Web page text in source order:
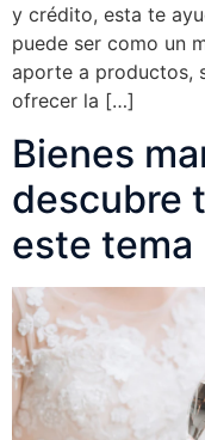
y crédito, esta te
puede ser como un
aporte a productos,
ofrecer la […]
Bienes
descubre
este tema